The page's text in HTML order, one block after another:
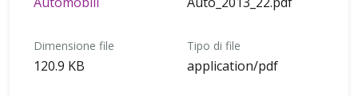
Dimensione file
120.9 KB
Tipo di file
application/pdf